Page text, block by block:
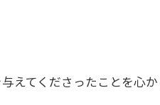
えてくださったことを心か